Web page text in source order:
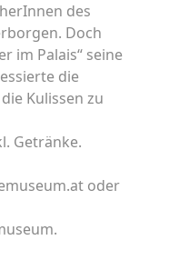
des
Doch
im Palais“ seine
die
Kulissen zu
Getränke.
oder